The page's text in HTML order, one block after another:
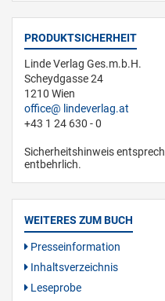
PRODUKTSICHERHEIT
Linde Verlag Ges.m.b.H.
Scheydgasse 24
1210 Wien
office
lindeverlag.at
+43 1 24 630 - 0
Sicherheitshinweis
entbehrlich.
WEITERES ZUM BUCH
Presseinformation
Inhaltsverzeichnis
Leseprobe